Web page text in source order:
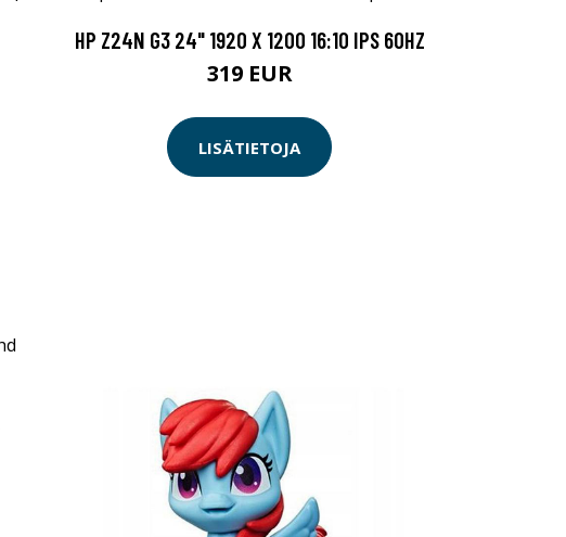
HP Z24N G3 24" 1920 X 1200 16:10 IPS 60HZ
319 EUR
LISÄTIETOJA